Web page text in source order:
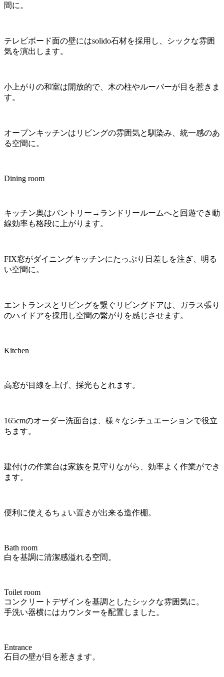
間に。
テレビボード面の壁にはsolido石材を採用し、シックな雰囲
気を演出します。
小上がりの和室は開放的で、木の柱やルーバーが目を惹きま
す。
オープンキッチンはリビングの雰囲気と馴染み、統一感のあ
る空間に。
Dining room
キッチン奥はパントリー→ランドリールームへと回遊でき動
線効率も格段に上がります。
FIX窓がダイニングキッチンにたっぷり日差しを注ぎ、明る
い空間に。
エントランスとリビングを繋ぐリビングドアは、ガラス張り
のハイドアを採用し空間の繋がりを感じさせます。
Kitchen
高窓が目線を上げ、採光もとれます。
165cmのオーダー洗面台は、様々なシチュエーションで役立
ちます。
建付けの作業台は家族を見守りながら、効率よく作業ができ
ます。
便利に使えるちょい置きが出来る造作棚。
Bath room
白を基調に清潔感溢れる空間。
Toilet room
コンクリートデザインを基調としたシックな雰囲気に。
手洗い器横にはカウンターを配置しました。
Entrance
石目の壁が目を惹きます。